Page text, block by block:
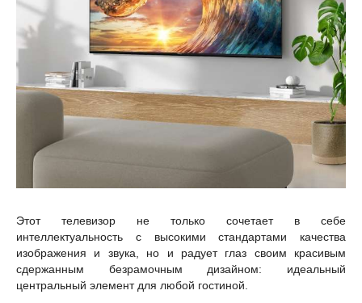
Этот телевизор не только сочетает в себе
интеллектуальность с высокими стандартами качества
изображения и звука, но и радует глаз своим красивым
сдержанным безрамочным дизайном: идеальный
центральный элемент для любой гостиной.